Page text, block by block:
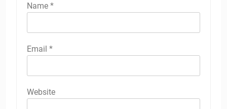
Name *
Email *
Website